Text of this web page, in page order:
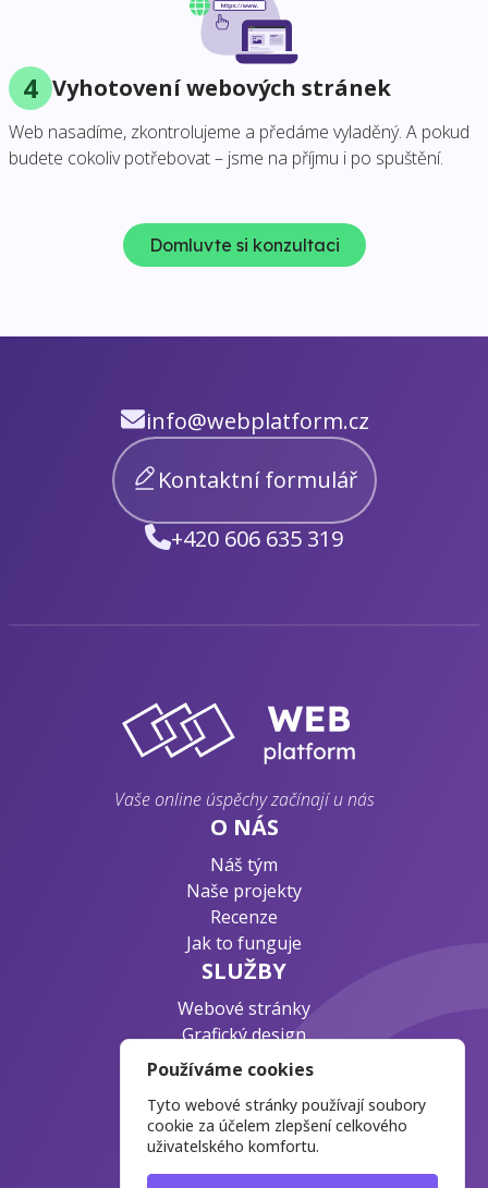
4 Vyhotovení webových stránek
Web nasadíme, zkontrolujeme a předáme vyladěný. A pokud
budete cokoliv potřebovat – jsme na příjmu i po spuštění.
Domluvte si konzultaci
info@webplatform.cz
Kontaktní formulář
+420 606 635 319
Vaše online úspěchy začínají u nás
O NÁS
Náš tým
Naše projekty
Recenze
Jak to funguje
SLUŽBY
Webové stránky
Grafický design
Byznys konzultace
Ochrana osobních údajů
Časté otázky
Blog o webdesignu
Používáme cookies
Tyto webové stránky používají soubory
cookie za účelem zlepšení celkového
uživatelského komfortu.